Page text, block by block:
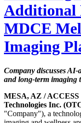
Additional
MDCE
Imaging
Company discusses
and long-term imaging
MESA, AZ / ACCESS
Technologies Inc.
"Company"), a